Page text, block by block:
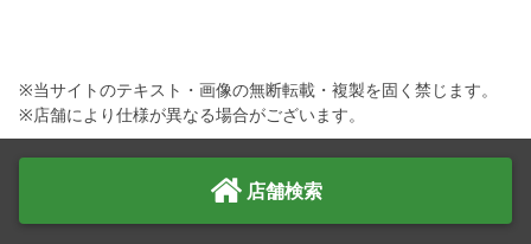
お問い合わせ
※当サイトのテキスト・画像の無断転載・複製を固く禁じます。
※店舗により仕様が異なる場合がございます。
店舗検索